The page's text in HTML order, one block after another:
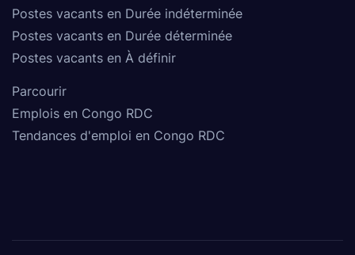
Postes vacants en Durée indéterminée
Postes vacants en Durée déterminée
Postes vacants en À définir
Parcourir
Emplois en Congo RDC
Tendances d'emploi en Congo RDC